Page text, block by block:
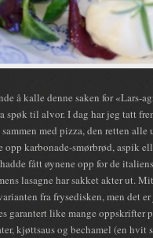
å kalle denne saken for «Lars-
spøk til alvor. I dag har jeg tatt
med pizza, den retten
opp karbonade-smørbrød, aspik
fått øynene opp for de
lasagne har sakket akter ut.
fra frysedisken, men det
garantert like mange oppskrifter
kjøttsaus og bechamel (en